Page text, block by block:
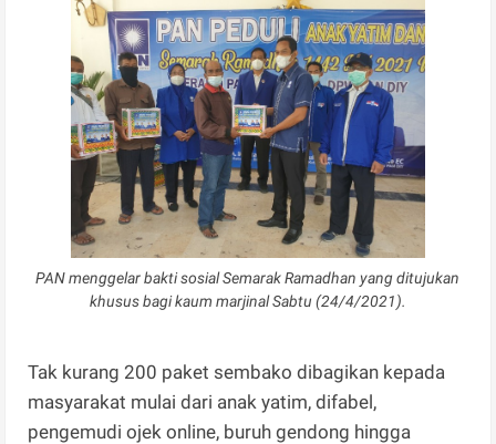
PAN menggelar bakti sosial Semarak Ramadhan yang ditujukan
khusus bagi kaum marjinal Sabtu (24/4/2021).
Tak kurang 200 paket sembako dibagikan kepada
masyarakat mulai dari anak yatim, difabel,
pengemudi ojek online, buruh gendong hingga